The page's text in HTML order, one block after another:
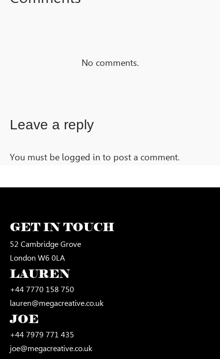
No comments.
Leave a reply
You must be logged in to post a comment.
GET IN TOUCH
52 Cambridge Grove
London W6 0LA
LAUREN
+44 7770 158 750
lauren@megacreative.co.uk
JOE
+44 7979 771 435
joe@megacreative.co.uk